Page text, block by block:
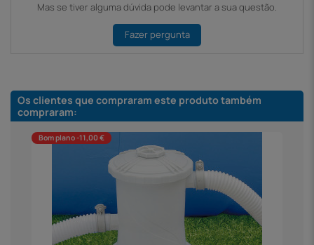
Mas se tiver alguma dúvida pode levantar a sua questão.
Fazer pergunta
Os clientes que compraram este produto também
compraram:
Bom plano -11,00 €